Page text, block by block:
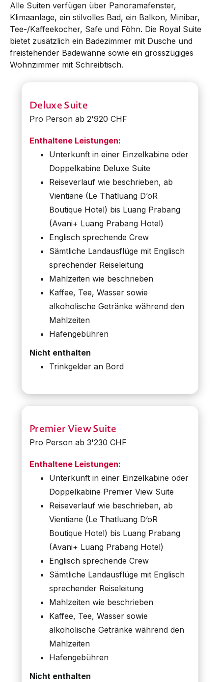
Alle Suiten verfügen über Panoramafenster,
Klimaanlage, ein stilvolles Bad, ein Balkon, Minibar,
Tee-/Kaffeekocher, Safe und Föhn. Die Royal Suite
bietet zusätzlich ein Badezimmer mit Dusche und
freistehender Badewanne sowie ein grosszügiges
Wohnzimmer mit Schreibtisch.
Deluxe Suite
Pro Person ab 2'920 CHF
Enthaltene Leistungen:
Unterkunft in einer Einzelkabine oder
Doppelkabine Deluxe Suite
Reiseverlauf wie beschrieben, ab
Vientiane (Le Thatluang D’oR
Boutique Hotel) bis Luang Prabang
(Avani+ Luang Prabang Hotel)
Englisch sprechende Crew
Sämtliche Landausflüge mit Englisch
sprechender Reiseleitung
Mahlzeiten wie beschrieben
Kaffee, Tee, Wasser sowie
alkoholische Getränke während den
Mahlzeiten
Hafengebühren
Nicht enthalten
Trinkgelder an Bord
Premier View Suite
Pro Person ab 3'230 CHF
Enthaltene Leistungen:
Unterkunft in einer Einzelkabine oder
Doppelkabine Premier View Suite
Reiseverlauf wie beschrieben, ab
Vientiane (Le Thatluang D’oR
Boutique Hotel) bis Luang Prabang
(Avani+ Luang Prabang Hotel)
Englisch sprechende Crew
Sämtliche Landausflüge mit Englisch
sprechender Reiseleitung
Mahlzeiten wie beschrieben
Kaffee, Tee, Wasser sowie
alkoholische Getränke während den
Mahlzeiten
Hafengebühren
Nicht enthalten